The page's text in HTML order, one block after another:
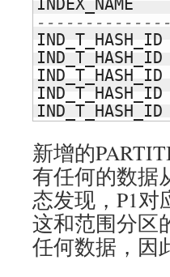
新增的
有任何的数据
态发现，P1对
这和范围分区
任何数据，因